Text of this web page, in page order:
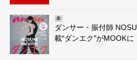
本
ダンサー・振付師
載“ダンエク”がMOOKに